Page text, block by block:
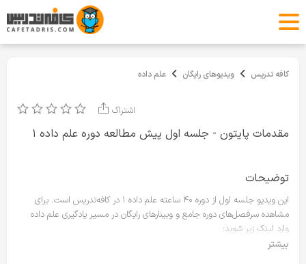
کافه تدریس ویدیوهای رایگان علم داده
مقدمات پایتون - جلسه اول پیش مطالعه دوره علم داده ۱
اشتراک
توضیحات
این ویدیو جلسه اول از دوره ۴۰ ساعته علم داده ۱ در کافه‌تدریس است. برای
مشاهده سرفصل‌های دوره جامع و وبینارهای رایگان در مسیر یادگیری علم داده
وارد لینک زیر شوید:
https://cafetadris.com/datascience
بیشتر